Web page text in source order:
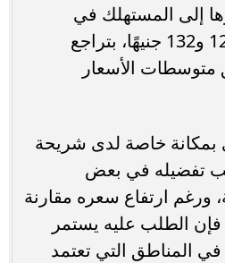
إلى المستهلك في
أسواق التجزئة بين 124 و132 جنيهًا، بتراجع
وفق متوسطات الأسعار
بمكانة خاصة لدى شريحة
تفضيله في بعض
ورغم ارتفاع سعره مقارنة
فإن الطلب عليه يستمر
المناطق التي تعتمد